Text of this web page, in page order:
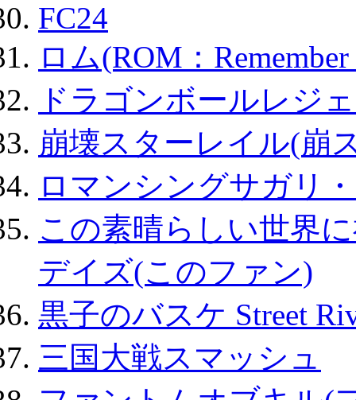
FC24
ロム(ROM：
ドラゴンボールレジ
崩壊スターレイル(崩
ロマンシングサガリ
この素晴らしい世界
デイズ(このファン)
黒子のバスケ Street
三国大戦スマッシュ